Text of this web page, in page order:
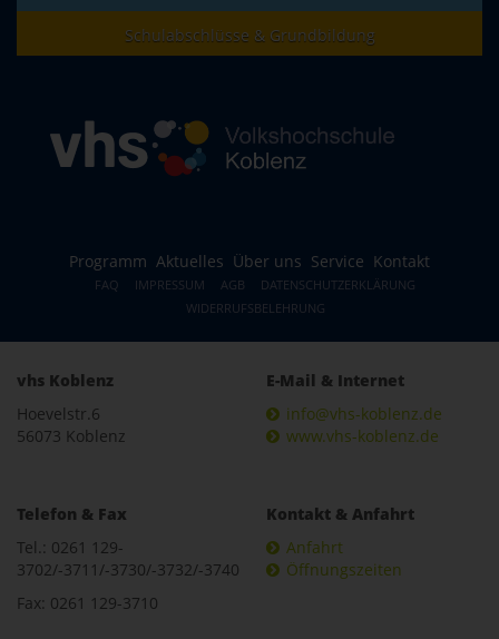
Schulabschlüsse & Grundbildung
Programm Aktuelles Über uns Service Kontakt
FAQ IMPRESSUM AGB
DATENSCHUTZERKLÄRUNG
WIDERRUFSBELEHRUNG
vhs Koblenz
Hoevelstr.6
56073 Koblenz
E-Mail & Internet
info@vhs-koblenz.de
www.vhs-koblenz.de
Telefon & Fax
Tel.: 0261 129-
3702/-3711/-3730/-3732/-3740
Fax: 0261 129-3710
Kontakt & Anfahrt
Anfahrt
Öffnungszeiten